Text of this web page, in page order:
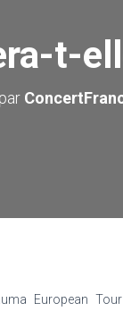
t-
European